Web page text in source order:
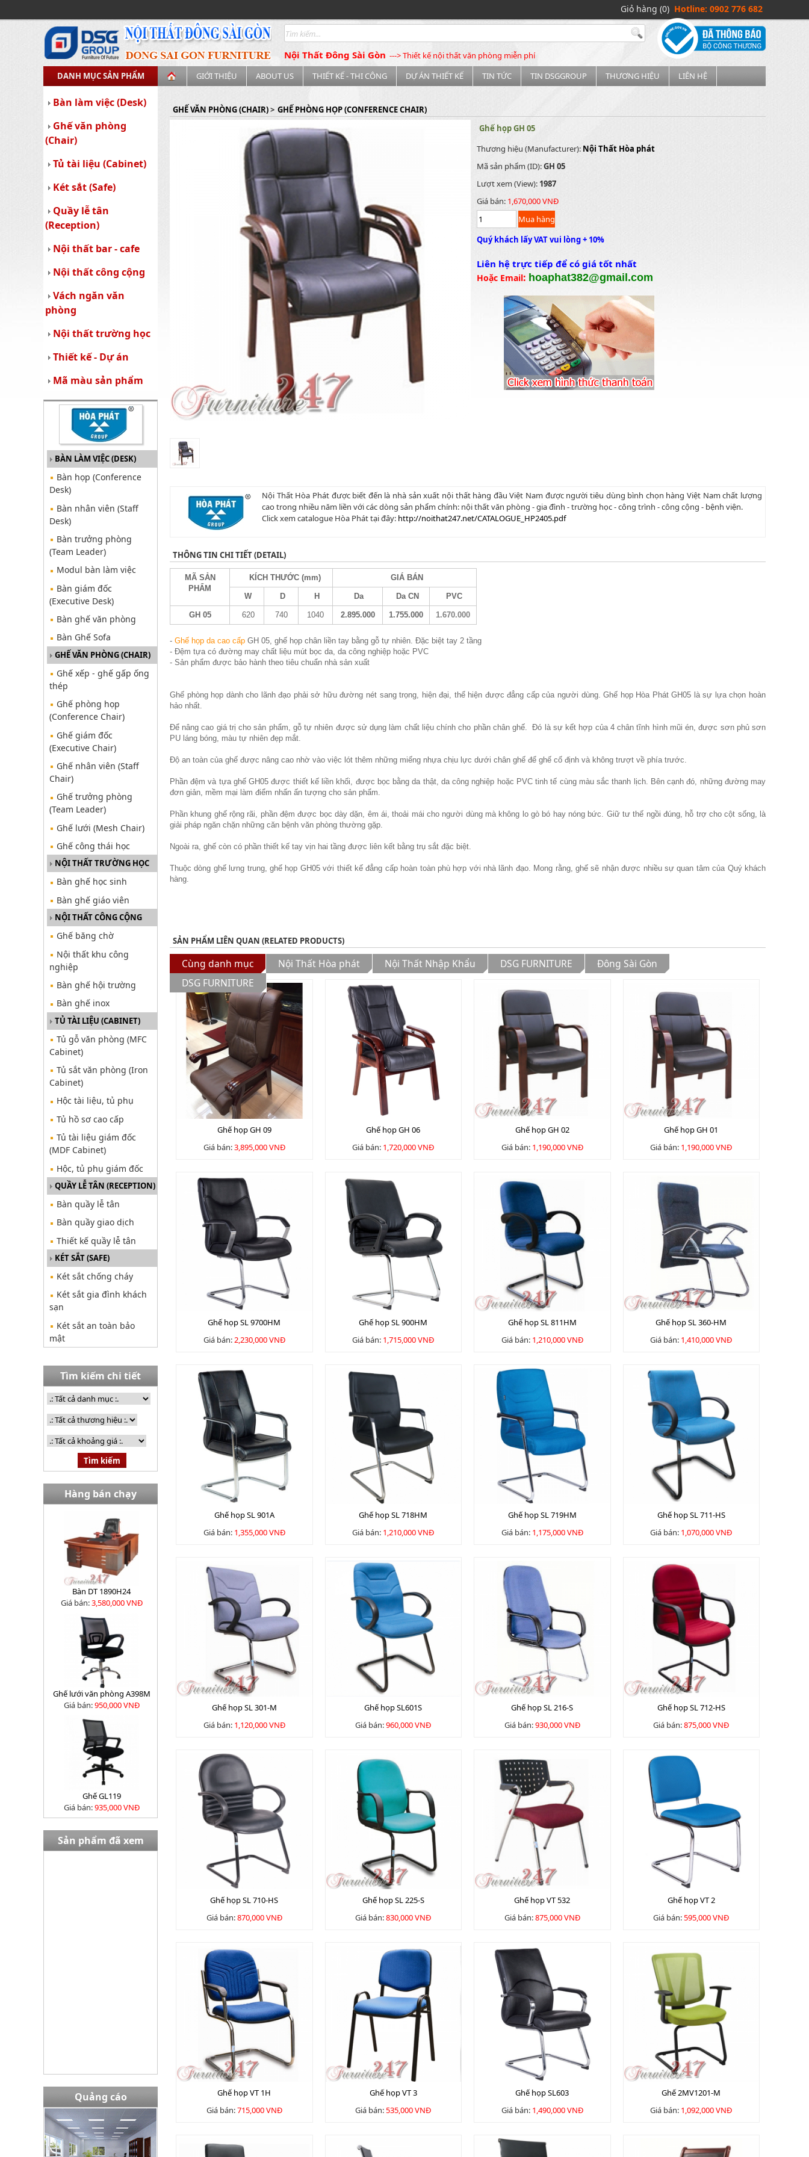
Giỏ hàng (0) Hotline: 0902 776 682
Nội Thất Đông Sài Gòn ---> Thiết kế nội thất văn phòng miễn phí
GIỚI THIỆU
ABOUT US THIẾT KẾ - THI CÔNG DỰ ÁN THIẾT KẾ TIN TỨC TIN DSGGROUP THƯƠNG HIỆU LIÊN HỆ
DANH MỤC SẢN PHẨM
Bàn làm việc (Desk)
Ghế văn phòng
(Chair)
Tủ tài liệu (Cabinet)
Két sắt (Safe)
Quầy lễ tân
(Reception)
Nội thất bar - cafe
Nội thất công cộng
Vách ngăn văn
phòng
Nội thất trường học
Thiết kế - Dự án
Mã màu sản phẩm
BÀN LÀM VIỆC (DESK)
Bàn họp (Conference
Desk)
Bàn nhân viên (Staff
Desk)
Bàn trưởng phòng
(Team Leader)
Modul bàn làm việc
Bàn giám đốc
(Executive Desk)
Bàn ghế văn phòng
Bàn Ghế Sofa
GHẾ VĂN PHÒNG (CHAIR)
Ghế xếp - ghế gấp ống
thép
Ghế phòng họp
(Conference Chair)
Ghế giám đốc
(Executive Chair)
Ghế nhân viên (Staff
Chair)
Ghế trưởng phòng
(Team Leader)
Ghế lưới (Mesh Chair)
Ghế công thái học
NỘI THẤT TRƯỜNG HỌC
Bàn ghế học sinh
Bàn ghế giáo viên
NỘI THẤT CÔNG CỘNG
Ghế băng chờ
Nội thất khu công
nghiệp
Bàn ghế hội trường
Bàn ghế inox
TỦ TÀI LIỆU (CABINET)
Tủ gỗ văn phòng (MFC
Cabinet)
Tủ sắt văn phòng (Iron
Cabinet)
Hộc tài liệu, tủ phụ
Tủ hồ sơ cao cấp
Tủ tài liệu giám đốc
(MDF Cabinet)
Hộc, tủ phụ giám đốc
QUẦY LỄ TÂN (RECEPTION)
Bàn quầy lễ tân
Bàn quầy giao dịch
Thiết kế quầy lễ tân
KÉT SẮT (SAFE)
Két sắt chống cháy
Két sắt gia đình khách
sạn
Két sắt an toàn bảo
mật
Tìm kiếm chi tiết
Hàng bán chạy
Bàn DT 1890H24
Giá bán:3,580,000 VNĐ
Ghế lưới văn phòng A398M
Giá bán:950,000 VNĐ
Ghế GL119
Giá bán:935,000 VNĐ
Sản phẩm đã xem
Quảng cáo
GHẾ VĂN PHÒNG (CHAIR)> GHẾ PHÒNG HỌP (CONFERENCE CHAIR)
Ghế họp GH 05
Thương hiệu (Manufacturer): Nội Thất Hòa phát
Mã sản phẩm (ID):GH 05
Lượt xem (View): 1987
Giá bán: 1,670,000 VNĐ
Quý khách lấy VAT vui lòng + 10%
Liên hệ trực tiếp để có giá tốt nhất
Hoặc Email: hoaphat382@gmail.com
Nội Thất Hòa Phát được biết đến là nhà sản xuất nội thất hàng đầu Việt Nam được người tiêu dùng bình chọn hàng Việt Nam chất lượng
cao trong nhiều năm liền với các dòng sản phẩm chính: nội thất văn phòng - gia đình - trường học - công trình - công cộng - bệnh viện.
Click xem catalogue Hòa Phát tại đây: http://noithat247.net/CATALOGUE_HP2405.pdf
THÔNG TIN CHI TIẾT (DETAIL)
MÃ SẢN
PHẨM
KÍCH THƯỚC (mm) GIÁ BÁN
W D H Da Da CN PVC
GH 05 620 740 1040 2.895.000 1.755.000 1.670.000
- Ghế họp da cao cấp GH 05, ghế họp chân liền tay bằng gỗ tự nhiên. Đặc biệt tay 2 tầng
- Đệm tựa có đường may chất liệu mút bọc da, da công nghiệp hoặc PVC
- Sản phẩm được bảo hành theo tiêu chuẩn nhà sản xuất
Ghế phòng họp dành cho lãnh đạo phải sở hữu đường nét sang trọng, hiện đại, thể hiện được đẳng cấp của người dùng. Ghế họp Hòa Phát GH05 là sự lựa chọn hoàn
hảo nhất.
Để nâng cao giá trị cho sản phẩm, gỗ tự nhiên được sử dụng làm chất liệu chính cho phần chân ghế. Đó là sự kết hợp của 4 chân tĩnh hình mũi én, được sơn phủ sơn
PU láng bóng, màu tự nhiên đẹp mắt.
Độ an toàn của ghế được nâng cao nhờ vào việc lót thêm những miếng nhựa chịu lực dưới chân ghế để ghế cố định và không trượt về phía trước.
Phần đệm và tựa ghế GH05 được thiết kế liền khối, được bọc bằng da thật, da công nghiệp hoặc PVC tinh tế cùng màu sắc thanh lịch. Bên cạnh đó, những đường may
đơn giản, mềm mại làm điểm nhấn ấn tượng cho sản phẩm.
Phần khung ghế rộng rãi, phần đệm được bọc dày dặn, êm ái, thoải mái cho người dùng mà không lo gò bó hay nóng bức. Giữ tư thế ngồi đúng, hỗ trợ cho cột sống, là
giải pháp ngăn chặn những căn bệnh văn phòng thường gặp.
Ngoài ra, ghế còn có phần thiết kế tay vịn hai tầng được liên kết bằng trụ sắt đặc biệt.
Thuộc dòng ghế lưng trung, ghế họp GH05 với thiết kế đẳng cấp hoàn toàn phù hợp với nhà lãnh đạo. Mong rằng, ghế sẽ nhận được nhiều sự quan tâm của Quý khách
hàng.
SẢN PHẨM LIÊN QUAN (RELATED PRODUCTS)
Cùng danh mục Nội Thất Hòa phát Nội Thất Nhập Khẩu DSG FURNITURE
Đông Sài Gòn
DSG FURNITURE
Ghế họp GH 09
Giá bán:3,895,000 VNĐ
Ghế họp GH 06
Giá bán: 1,720,000 VNĐ
Ghế họp GH 02
Giá bán: 1,190,000 VNĐ
Ghế họp GH 01
Giá bán: 1,190,000 VNĐ
Ghế họp SL 9700HM
Giá bán:2,230,000 VNĐ
Ghế họp SL 900HM
Giá bán: 1,715,000 VNĐ
Ghế họp SL 811HM
Giá bán: 1,210,000 VNĐ
Ghế họp SL 360-HM
Giá bán: 1,410,000 VNĐ
Ghế họp SL 901A
Giá bán: 1,355,000 VNĐ
Ghế họp SL 718HM
Giá bán: 1,210,000 VNĐ
Ghế họp SL 719HM
Giá bán: 1,175,000 VNĐ
Ghế họp SL 711-HS
Giá bán: 1,070,000 VNĐ
Ghế họp SL 301-M
Giá bán: 1,120,000 VNĐ
Ghế họp SL601S
Giá bán:960,000 VNĐ
Ghế họp SL 216-S
Giá bán:930,000 VNĐ
Ghế họp SL 712-HS
Giá bán:875,000 VNĐ
Ghế họp SL 710-HS
Giá bán:870,000 VNĐ
Ghế họp SL 225-S
Giá bán:830,000 VNĐ
Ghế họp VT 532
Giá bán:875,000 VNĐ
Ghế họp VT 2
Giá bán:595,000 VNĐ
Ghế họp VT 1H
Giá bán:715,000 VNĐ
Ghế họp VT 3
Giá bán:535,000 VNĐ
Ghế họp SL603
Giá bán: 1,490,000 VNĐ
Ghế 2MV1201-M
Giá bán: 1,092,000 VNĐ